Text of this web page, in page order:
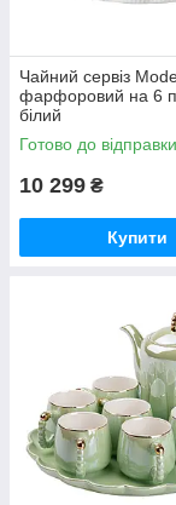
Чайний сервіз
фарфоровий на 6
білий
Готово до відправки
10 299 ₴
Купити